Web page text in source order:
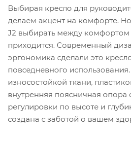
Выбирая кресло для
делаем акцент на комфорте.
J2 выбирать между комфортом
приходится. Современный
эргономика сделали это
повседневного
износостойкой ткани,
внутренняя поясничная
регулировки по высоте и
создана с заботой о вашем